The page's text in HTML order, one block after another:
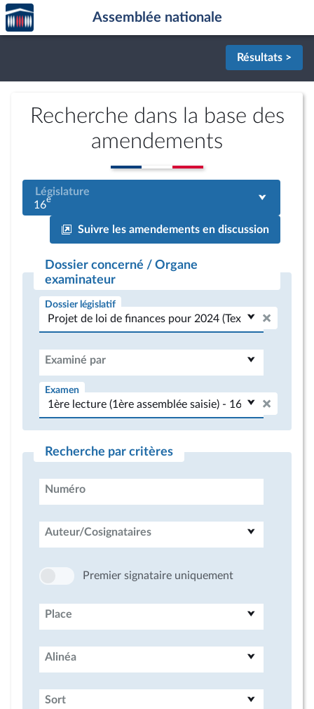
Aller au contenu
Aller en bas de la page
Accèder
à la
page
Assemblée nationale
Résultats >
Recherche dans la base des
amendements
Législature
16e
Suivre les amendements en discussion
Dossier concerné / Organe
examinateur
Dossier législatif
Examiné par
Examen
Recherche par critères
Numéro
Auteur/Cosignataires
Premier signataire uniquement
Place
Alinéa
Sort